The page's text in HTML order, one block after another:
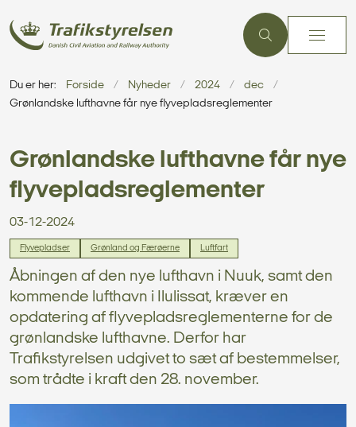
Du er her: Forside Nyheder 2024
dec
Grønlandske lufthavne får nye flyvepladsreglementer
Grønlandske lufthavne får nye
flyvepladsreglementer
03-12-2024
Flyvepladser Grønland og Færøerne Luftfart
Åbningen af den nye lufthavn i Nuuk, samt den
kommende lufthavn i Ilulissat, kræver en
opdatering af flyvepladsreglementerne for de
grønlandske lufthavne. Derfor har
Trafikstyrelsen udgivet to sæt af bestemmelser,
som trådte i kraft den 28. november.